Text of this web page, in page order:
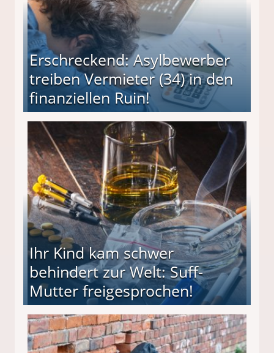
Erschreckend: Asylbewerber
treiben Vermieter (34) in den
finanziellen Ruin!
(34) in den finanziellen Ruin!
Ihr Kind kam schwer
behindert zur Welt: Suff-
Mutter freigesprochen!
Mutter freigesprochen!